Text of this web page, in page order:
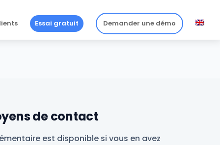
Essai gratuit Demander une démo
de contact
est disponible si vous en avez